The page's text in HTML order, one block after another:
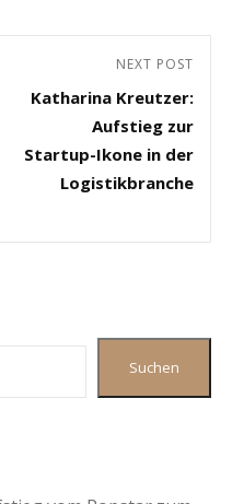
Post
NEXT POST
Katharina Kreutzer:
Aufstieg zur
Startup-Ikone in der
Logistikbranche
Suchen